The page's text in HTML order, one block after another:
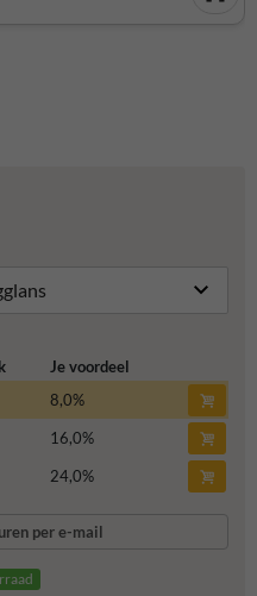
Je voordeel
8,0%
16,0%
24,0%
per e-mail